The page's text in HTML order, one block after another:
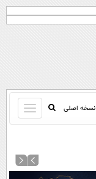
نسخه اصلی
باز
و
کردن
منو